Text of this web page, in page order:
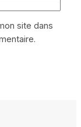
site dans